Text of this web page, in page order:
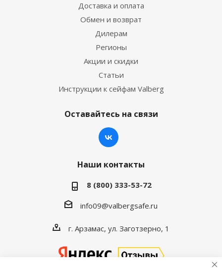
Доставка и оплата
Обмен и возврат
Дилерам
Регионы
Акции и скидки
Статьи
Инструкции к сейфам Valberg
Оставайтесь на связи
Наши контакты
8 (800) 333-53-72
info09@valbergsafe.ru
г. Арзамас, ул. Заготзерно, 1